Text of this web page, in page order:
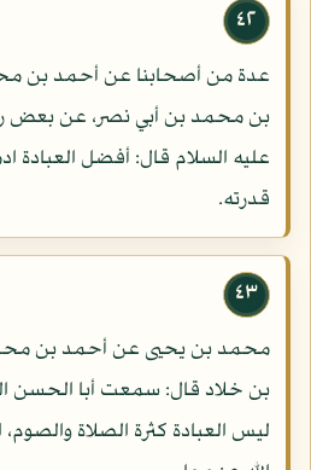
٤٢
عدة من أصحابنا عن أحمد بن
بن محمد بن أبي نصر، عن بعض
عليه السلام قال: أفضل العبادة
قدرته.
٤٣
محمد بن يحيى عن أحمد بن
بن خلاد قال: سمعت أبا الحسن
ليس العبادة كثرة الصلاة والصوم،